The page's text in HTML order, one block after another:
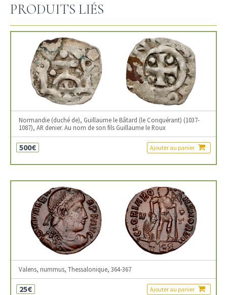
PRODUITS LIÉS
Normandie (duché de), Guillaume le Bâtard (le Conquérant) (1037-
1087), AR denier. Au nom de son fils Guillaume le Roux
500€ Ajouter au panier
Valens, nummus, Thessalonique, 364-367
25€ Ajouter au panier